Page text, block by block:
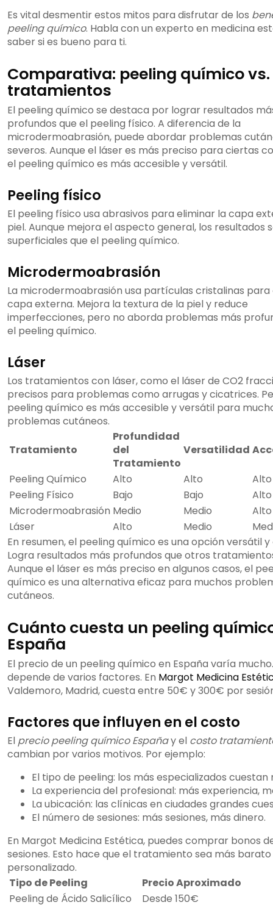
Es vital desmentir estos mitos para disfrutar de los
peeling químico. Habla con un experto en medicina
saber si es bueno para ti.
Comparativa: peeling químico
tratamientos
El peeling químico se destaca por lograr resultados
profundos que el peeling físico. A diferencia de la
microdermoabrasión, puede abordar problemas
severos. Aunque el láser es más preciso para ciertas
el peeling químico es más accesible y versátil.
Peeling físico
El peeling físico usa abrasivos para eliminar la capa
piel. Aunque mejora el aspecto general, los resultados
superficiales que el peeling químico.
Microdermoabrasión
La microdermoabrasión usa partículas cristalinas para
capa externa. Mejora la textura de la piel y reduce
imperfecciones, pero no aborda problemas más
el peeling químico.
Láser
Los tratamientos con láser, como el láser de CO2
precisos para problemas como arrugas y cicatrices.
peeling químico es más accesible y versátil para
problemas cutáneos.
Tratamiento
Profundidad
del
Tratamiento
Versatilidad
Peeling Químico Alto Alto
Alto
Peeling Físico
Bajo Bajo
Alto
Microdermoabrasión Medio Medio
Alto
Láser
Alto Medio
En resumen, el peeling químico es una opción versátil
Logra resultados más profundos que otros
Aunque el láser es más preciso en algunos casos, el
químico es una alternativa eficaz para muchos
cutáneos.
Cuánto cuesta un peeling
España
El precio de un peeling químico en España varía
depende de varios factores. En Margot Medicina
Valdemoro, Madrid, cuesta entre 50€ y 300€ por
Factores que influyen en el costo
El precio peeling químico Españay el costo
cambian por varios motivos. Por ejemplo:
El tipo de peeling: los más especializados cuestan
La experiencia del profesional: más experiencia,
La ubicación: las clínicas en ciudades grandes
El número de sesiones: más sesiones, más dinero.
En Margot Medicina Estética, puedes comprar bonos
sesiones. Esto hace que el tratamiento sea más
personalizado.
Tipo de Peeling
Precio Aproximado
Peeling de Ácido Salicílico
Desde 150€